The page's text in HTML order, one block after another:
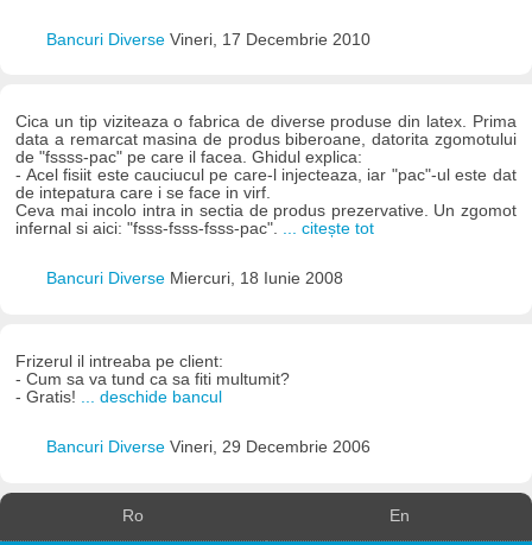
Bancuri Diverse Vineri, 17 Decembrie 2010
Cica un tip viziteaza o fabrica de diverse produse din latex. Prima
data a remarcat masina de produs biberoane, datorita zgomotului
de "fssss-pac" pe care il facea. Ghidul explica:
- Acel fisiit este cauciucul pe care-l injecteaza, iar "pac"-ul este dat
de intepatura care i se face in virf.
Ceva mai incolo intra in sectia de produs prezervative. Un zgomot
infernal si aici: "fsss-fsss-fsss-pac". ... citește tot
Bancuri Diverse Miercuri, 18 Iunie 2008
Frizerul il intreaba pe client:
- Cum sa va tund ca sa fiti multumit?
- Gratis!
... deschide bancul
Bancuri Diverse Vineri, 29 Decembrie 2006
Ro En